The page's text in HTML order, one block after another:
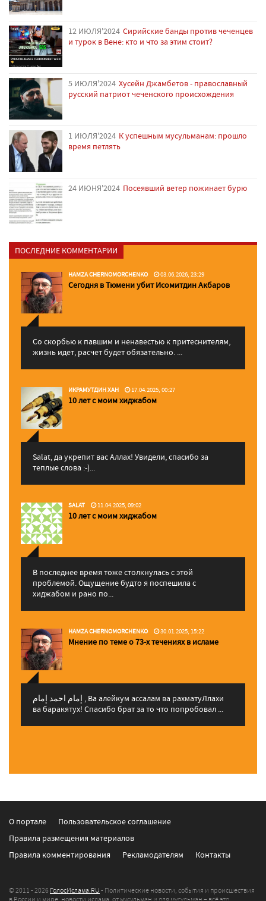
12 ИЮЛЯ'2024 Сирийские банды против чеченцев
и турок в Вене: кто и что за этим стоит?
5 ИЮЛЯ'2024 Хусейн Джамбетов - православный
русский патриот чеченского происхождения
1 ИЮЛЯ'2024 К успешным мусульманам: прошло
время петлять
24 ИЮНЯ'2024 Посеявший ветер пожинает бурю
ПОСЛЕДНИЕ КОММЕНТАРИИ
HAMZA CHERNOMORCHENKO 03.06.2026, 23:29
Сегодня в Тюмени убит Исомитдин Акбаров
Со скорбью к павшим и ненавестью к притеснителям,
жизнь идет, расчет будет обязательно. ...
ИКРАМУТДИН ХАН 17.04.2025, 00:27
10 лет с моим хиджабом
Salat, да укрепит вас Аллаx! Увидели, спасибо за
теплые слова :-)...
SALAT 11.04.2025, 09:02
10 лет с моим хиджабом
В последнее время тоже столкнулась с этой
проблемой. Ощущение будто я поспешила с
хиджабом и рано по...
HAMZA CHERNOMORCHENKO 30.01.2025, 15:22
Мнение по теме о 73-х течениях в исламе
إمام احمد إمام , Ва алейкум ассалам ва рахматуЛлахи
ва баракятух! Спасибо брат за то что попробовал ...
О портале
Пользовательское соглашение
Правила размещения материалов
Правила комментирования
Рекламодателям Контакты
© 2011 - 2026 ГолосИслама.RU - Политические новости, события и происшествия